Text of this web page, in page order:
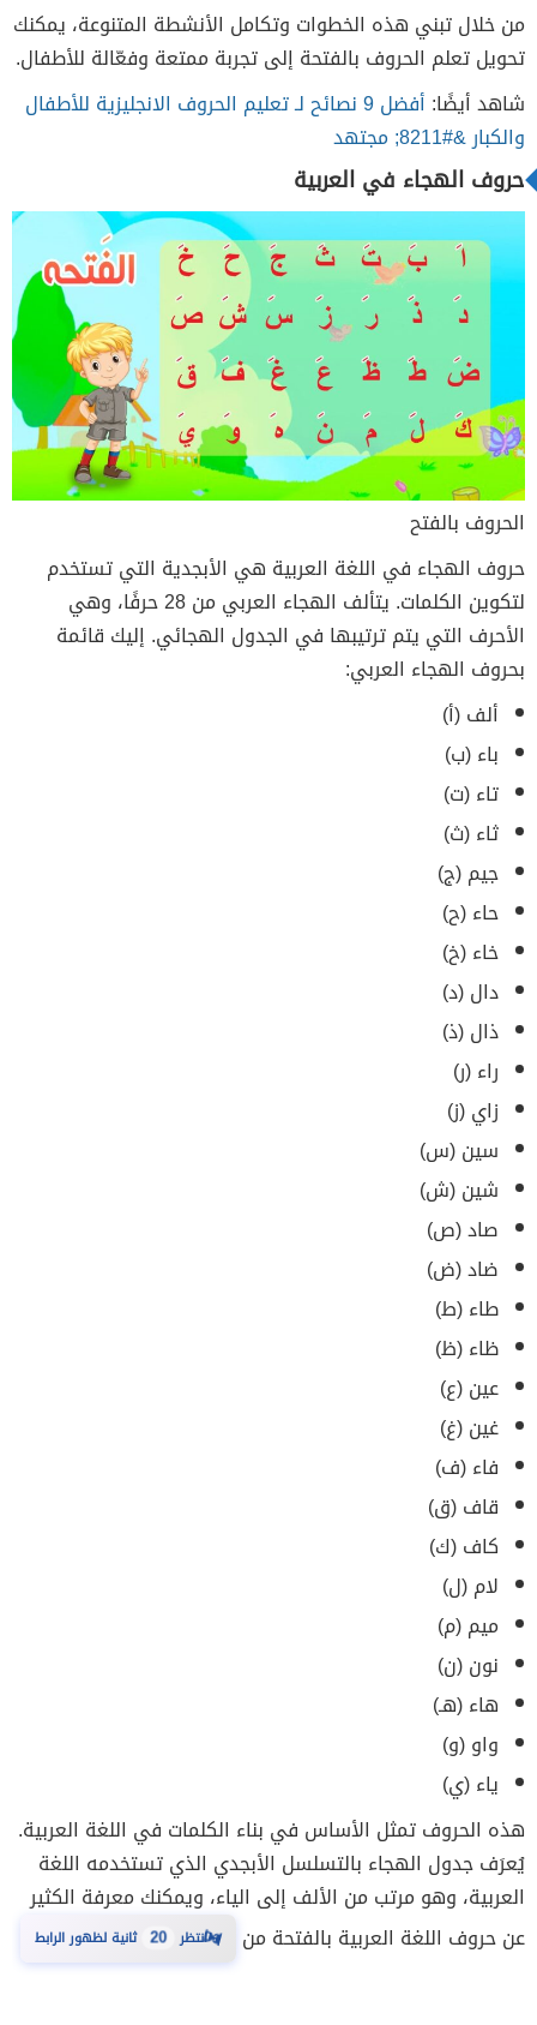
من خلال تبني هذه الخطوات وتكامل الأنشطة المتنوعة، يمكنك
تحويل تعلم الحروف بالفتحة إلى تجربة ممتعة وفعّالة للأطفال.
شاهد أيضًا:
أفضل 9 نصائح لـ تعليم الحروف الانجليزية للأطفال
والكبار &#8211; مجتهد
حروف الهجاء في العربية
الحروف بالفتح
حروف الهجاء في اللغة العربية هي الأبجدية التي تستخدم
لتكوين الكلمات. يتألف الهجاء العربي من 28 حرفًا، وهي
الأحرف التي يتم ترتيبها في الجدول الهجائي. إليك قائمة
بحروف الهجاء العربي:
ألف (أ)
باء (ب)
تاء (ت)
ثاء (ث)
جيم (ج)
حاء (ح)
خاء (خ)
دال (د)
ذال (ذ)
راء (ر)
زاي (ز)
سين (س)
شين (ش)
صاد (ص)
ضاد (ض)
طاء (ط)
ظاء (ظ)
عين (ع)
غين (غ)
فاء (ف)
قاف (ق)
كاف (ك)
لام (ل)
ميم (م)
نون (ن)
هاء (هـ)
واو (و)
ياء (ي)
هذه الحروف تمثل الأساس في بناء الكلمات في اللغة العربية.
يُعرَف جدول الهجاء بالتسلسل الأبجدي الذي تستخدمه اللغة
العربية، وهو مرتب من الألف إلى الياء، ويمكنك معرفة الكثير
عن حروف اللغة العربية بالفتحة من
⏳انتظر 19 ثانية لظهور الرابط